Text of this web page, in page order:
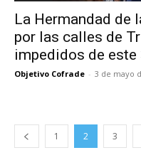
La Hermandad de
por las calles de
impedidos de este
Objetivo Cofrade - 3 de mayo
1 2 3